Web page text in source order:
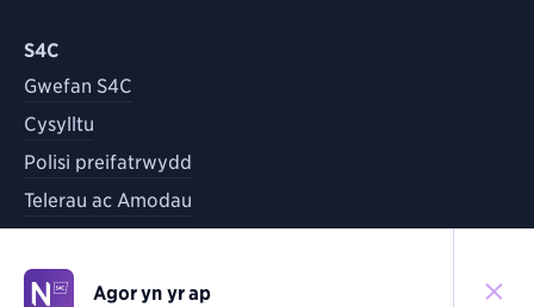
S4C
Gwefan S4C
Cysylltu
Polisi preifatrwydd
Telerau ac Amodau
Agor yn yr ap